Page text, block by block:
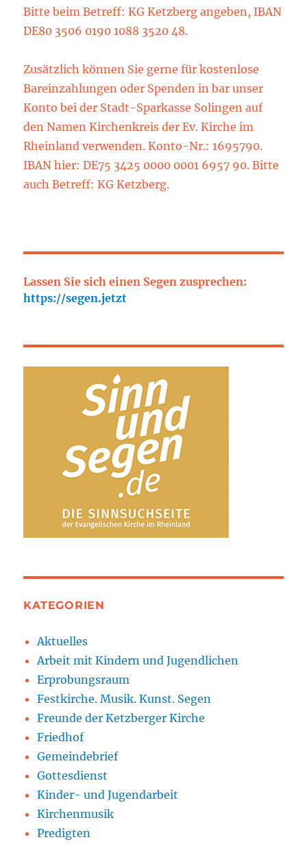
Bitte beim Betreff: KG Ketzberg angeben, IBAN
DE80 3506 0190 1088 3520 48.
Zusätzlich können Sie gerne für kostenlose
Bareinzahlungen oder Spenden in bar unser
Konto bei der Stadt-Sparkasse Solingen auf
den Namen Kirchenkreis der Ev. Kirche im
Rheinland verwenden. Konto-Nr.: 1695790.
IBAN hier: DE75 3425 0000 0001 6957 90. Bitte
auch Betreff: KG Ketzberg.
Lassen Sie sich einen Segen zusprechen:
https://segen.jetzt
KATEGORIEN
Aktuelles
Arbeit mit Kindern und Jugendlichen
Erprobungsraum
Festkirche. Musik. Kunst. Segen
Freunde der Ketzberger Kirche
Friedhof
Gemeindebrief
Gottesdienst
Kinder- und Jugendarbeit
Kirchenmusik
Predigten